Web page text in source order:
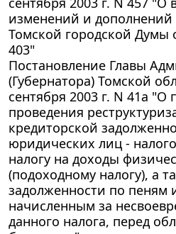
изменений и
Томской городской Думы
403"
Постановление Главы
(Губернатора) Томской
сентября 2003 г. N 41а "О
проведения
кредиторской
юридических лиц -
налогу на доходы
(подоходному налогу), а
задолженности по пеням
начисленным за
данного налога, перед